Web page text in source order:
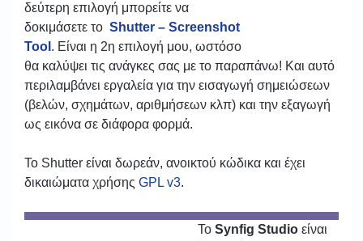
δεύτερη επιλογή μπορείτε να
δοκιμάσετε το Shutter – Screenshot
Tool . Είναι η 2η επιλογή μου, ωστόσο
θα καλύψει τις ανάγκες σας με το παραπάνω! Και αυτό
περιλαμβάνει εργαλεία για την εισαγωγή σημειώσεων
(βελών, σχημάτων, αριθμήσεων κλπ) και την εξαγωγή
ως εικόνα σε διάφορα φορμά.
Το Shutter είναι δωρεάν, ανοικτού κώδικα και έχει
δικαιώματα χρήσης GPL v3.
To Synfig Studio είναι